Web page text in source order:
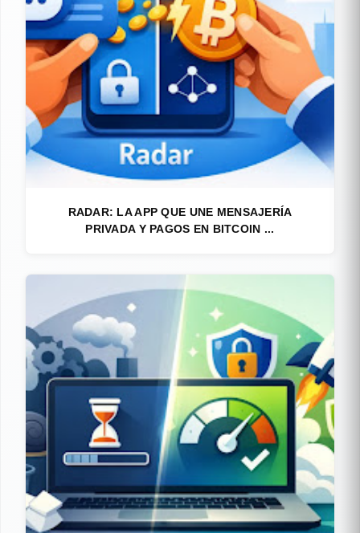
RADAR: LA APP QUE UNE MENSAJERÍA
PRIVADA Y PAGOS EN BITCOIN ...